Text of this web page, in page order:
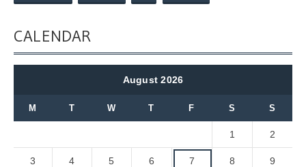
CALENDAR
August 2026
M T W T F S S
1 2
3 4 5 6 7 8 9